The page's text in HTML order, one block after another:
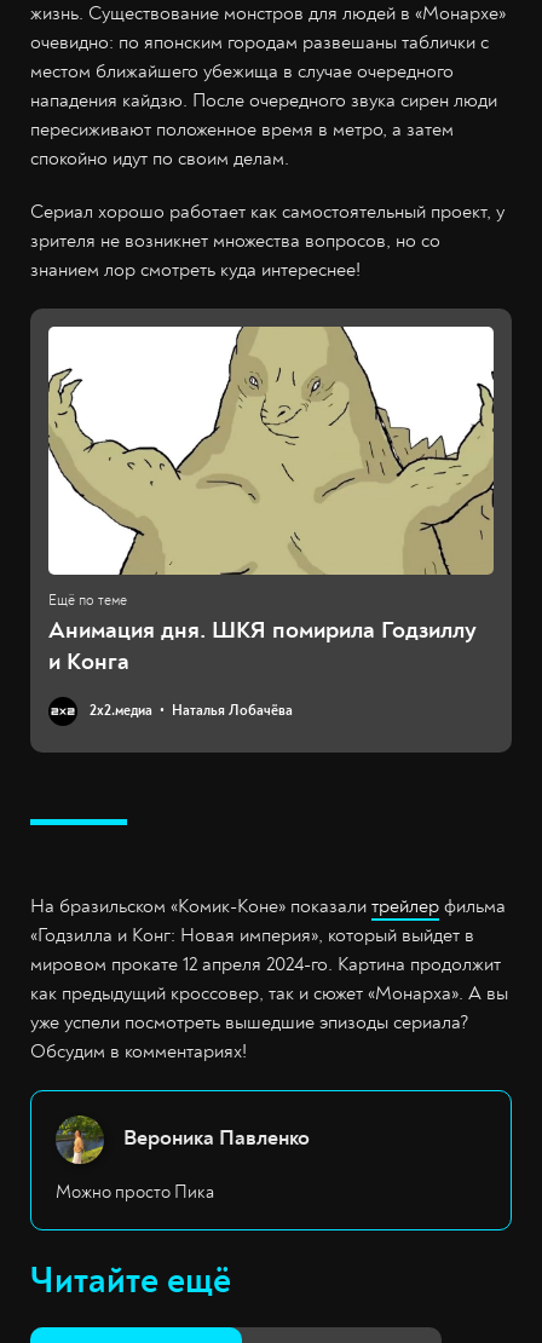
жизнь. Существование монстров для людей в «Монархе»
очевидно: по японским городам развешаны таблички с
местом ближайшего убежища в случае очередного
нападения кайдзю. После очередного звука сирен люди
пересиживают положенное время в метро, а затем
спокойно идут по своим делам.
Сериал хорошо работает как самостоятельный проект, у
зрителя не возникнет множества вопросов, но со
знанием лор смотреть куда интереснее!
Анимация дня. ШКЯ помирила Годзиллу
и Конга
2х2.медиа Наталья Лобачёва
На бразильском «Комик-Коне» показали трейлер фильма
«Годзилла и Конг: Новая империя», который выйдет в
мировом прокате 12 апреля 2024-го. Картина продолжит
как предыдущий кроссовер, так и сюжет «Монарха». А вы
уже успели посмотреть вышедшие эпизоды сериала?
Обсудим в комментариях!
Вероника Павленко
Можно просто Пика
Читайте ещё